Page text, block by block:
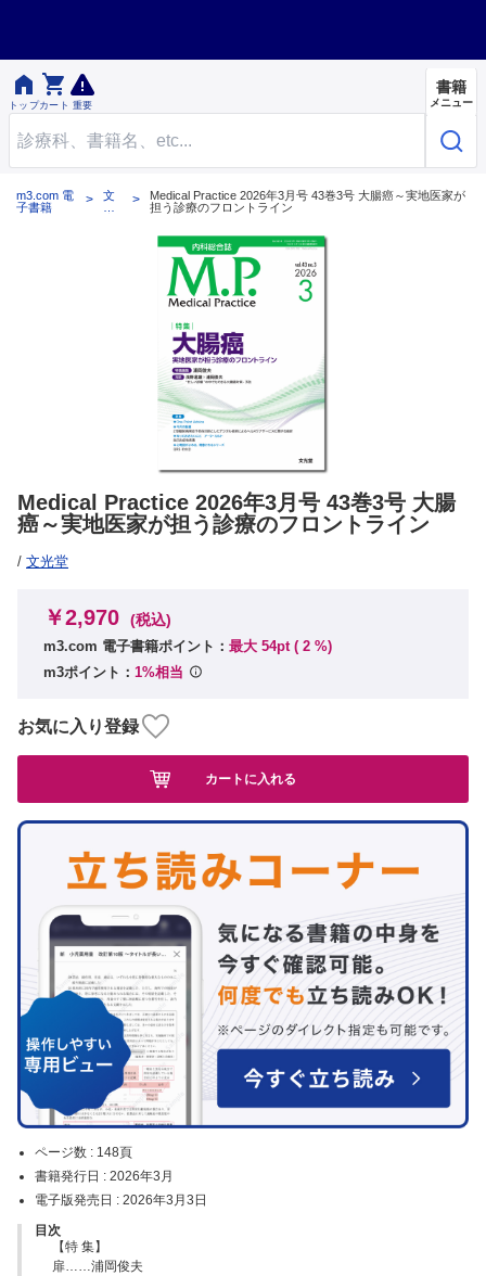

トップ

カート 重要
書籍
メニュー
m3.com 電
子書籍
文
Medical Practice 2026年3月号 43巻3号 大腸癌～実地医家が
担う診療のフロントライン
Medical Practice 2026年3月号 43巻3号 大腸
癌～実地医家が担う診療のフロントライン
/ 文光堂
ページ数 : 148頁
書籍発行日 : 2026年3月
電子版発売日 : 2026年3月3日
目次
【特 集】
扉……浦岡俊夫
￥2,970 (税込)
m3.com 電子書籍ポイント： 最大 54pt ( 2 %)
m3ポイント： 1%相当
お気に入り登録
カートに入れる